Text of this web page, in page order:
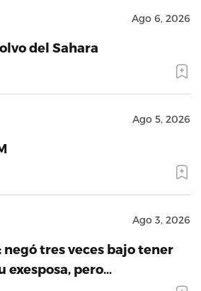
Ago 6, 2026
del Sahara
Ago 5, 2026
Ago 3, 2026
negó tres veces bajo tener
exesposa, pero…